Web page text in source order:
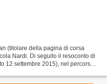
(titolare della pagina di corsa
Nardi. Di seguito il resoconto di
12 settembre 2015), nel percorso